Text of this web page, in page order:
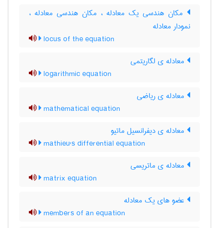
مکان هندسی یک معادله ، مکان هندسی معادله ،
نمودار معادله
locus of the equation
معادله ی لگاریتمی
logarithmic equation
معادله ی ریاضی
mathematical equation
معادله ی دیفرانسیل ماتیو
mathieu's differential equation
معادله ی ماتریسی
matrix equation
عضو های یک معادله
members of an equation